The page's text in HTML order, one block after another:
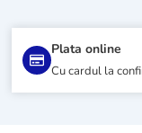
Plata online
Cu cardul la